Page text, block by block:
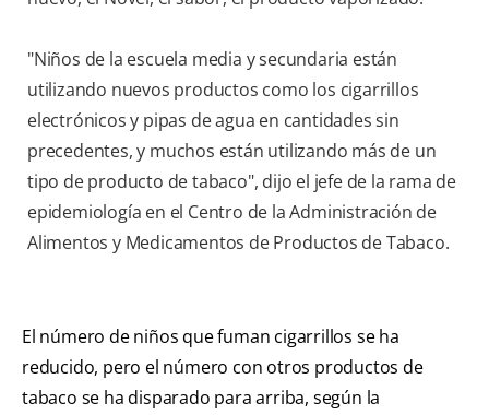
"Niños de la escuela media y secundaria están
utilizando nuevos productos como los cigarrillos
electrónicos y pipas de agua en cantidades sin
precedentes, y muchos están utilizando más de un
tipo de producto de tabaco", dijo el jefe de la rama de
epidemiología en el Centro de la Administración de
Alimentos y Medicamentos de Productos de Tabaco.
El número de niños que fuman cigarrillos se ha
reducido, pero el número con otros productos de
tabaco se ha disparado para arriba, según la